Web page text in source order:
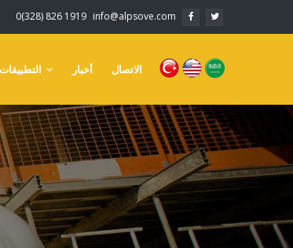
0(328) 826 1919 info@alpsove.com
أخبار الاتصال